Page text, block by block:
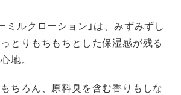
ミルクローション」は、みずみずし
とりもちもちとした保湿感が残る
地。
ちろん、原料臭を含む香りもしな